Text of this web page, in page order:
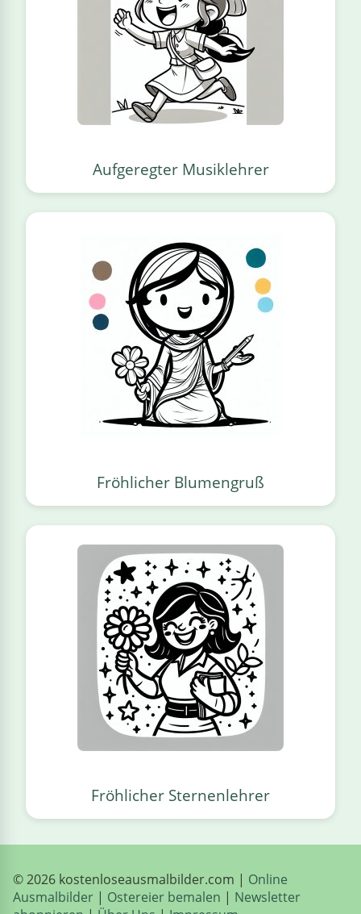
Aufgeregter Musiklehrer
Fröhlicher Blumengruß
Fröhlicher Sternenlehrer
© 2026 kostenloseausmalbilder.com | Online
Ausmalbilder | Ostereier bemalen | Newsletter